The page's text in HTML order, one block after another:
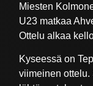
Miesten
U23 matkaa
Ottelu alkaa
Kyseessä on
viimeinen